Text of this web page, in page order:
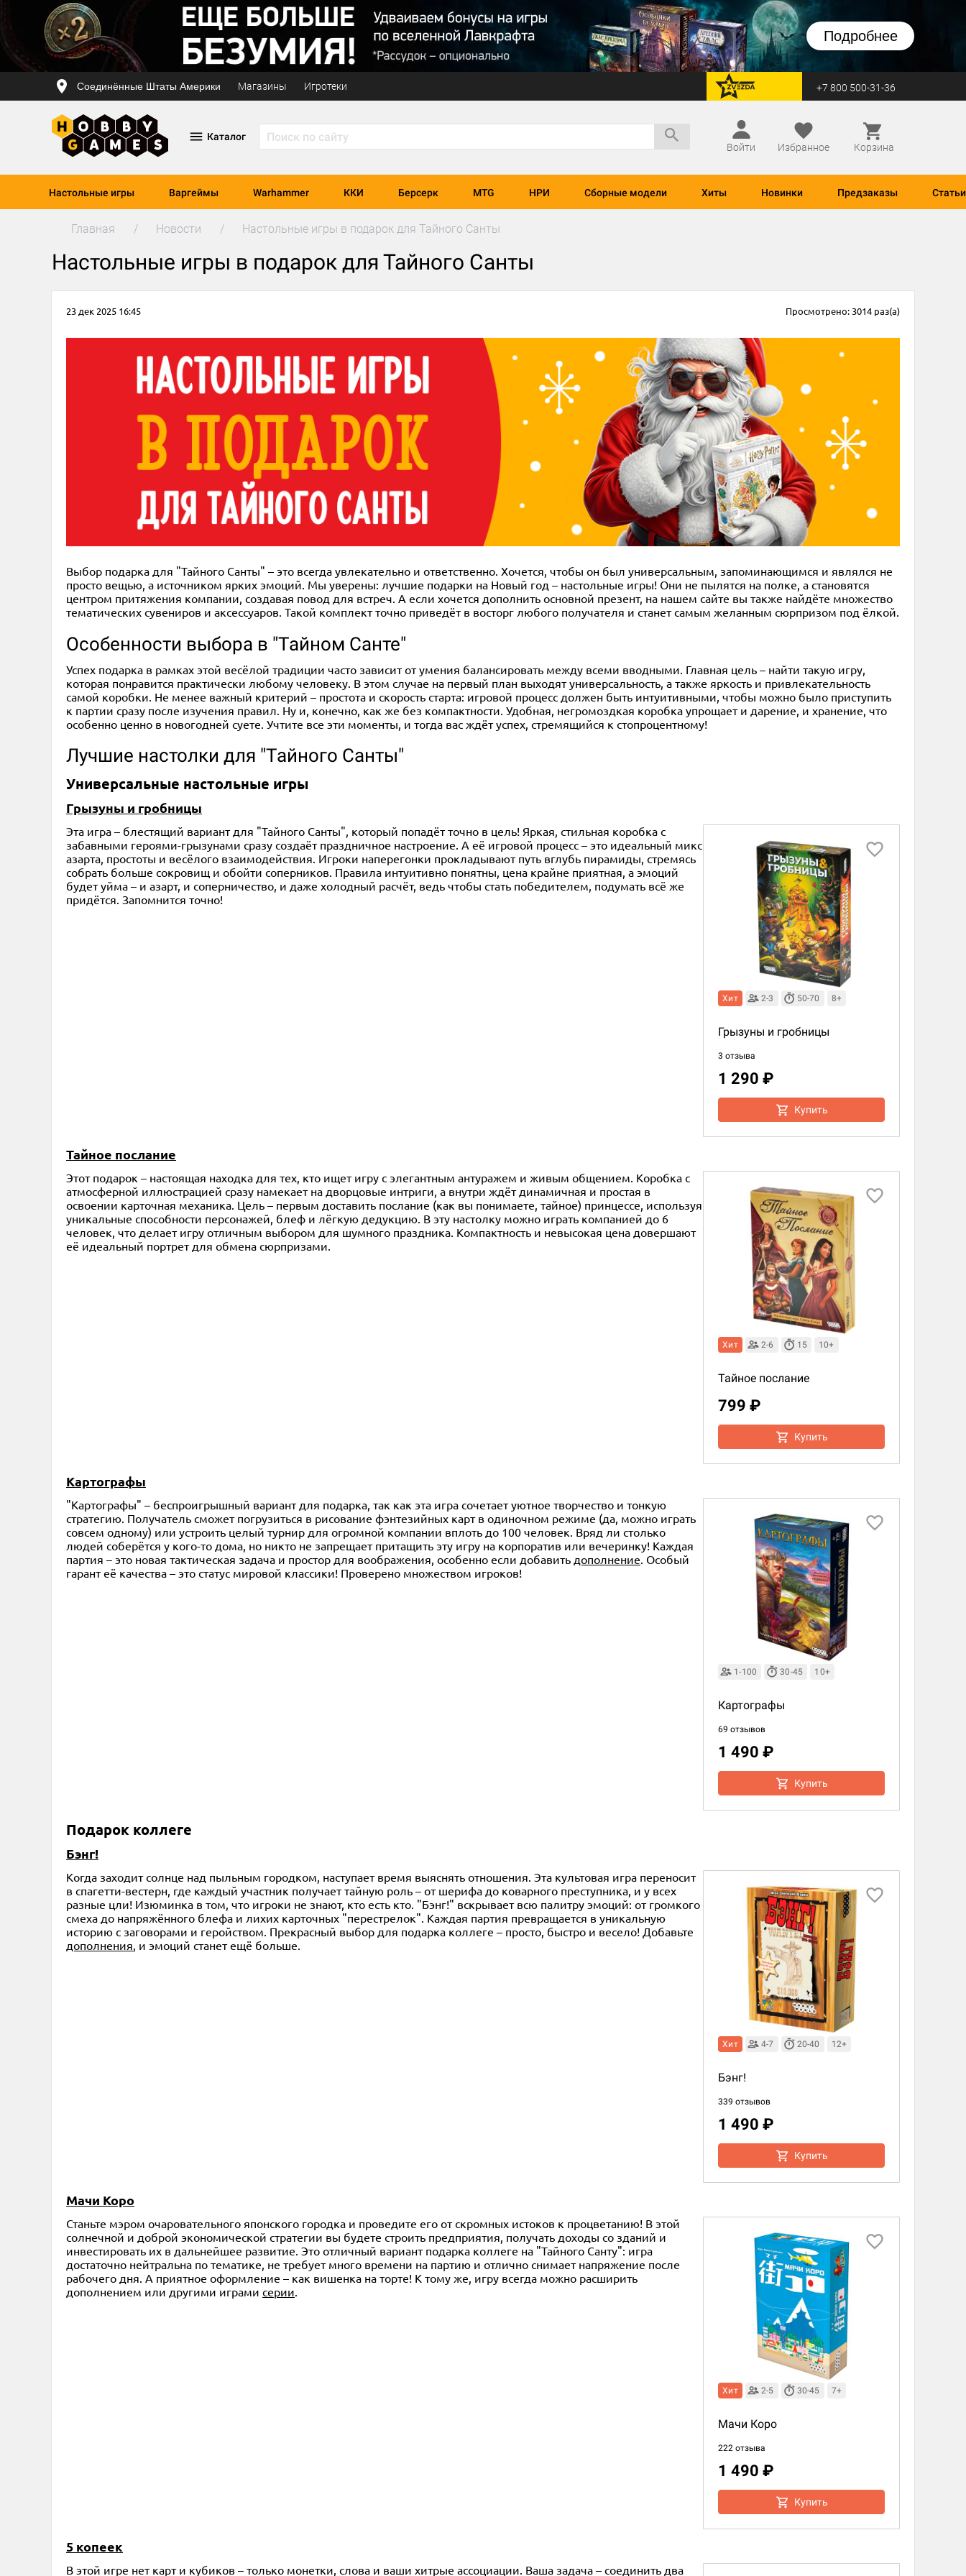
Подробнее
Соединённые Штаты Америки Магазины Игротеки перейти на Zvezda +7 800 500-31-36
Каталог
Войти
Избранное Корзина
Настольные игры Варгеймы Warhammer ККИ Берсерк MTG НРИ Сборные модели Хиты Новинки Предзаказы Статьи
Главная Новости Настольные игры в подарок для Тайного Санты
Настольные игры в подарок для Тайного Санты
23 дек 2025 16:45 Просмотрено: 3014 раз(а)
Выбор подарка для "Тайного Санты" – это всегда увлекательно и ответственно. Хочется, чтобы он был универсальным, запоминающимся и являлся не
просто вещью, а источником ярких эмоций. Мы уверены: лучшие подарки на Новый год – настольные игры! Они не пылятся на полке, а становятся
центром притяжения компании, создавая повод для встреч. А если хочется дополнить основной презент, на нашем сайте вы также найдёте множество
тематических сувениров и аксессуаров. Такой комплект точно приведёт в восторг любого получателя и станет самым желанным сюрпризом под ёлкой.
Особенности выбора в "Тайном Санте"
Успех подарка в рамках этой весёлой традиции часто зависит от умения балансировать между всеми вводными. Главная цель – найти такую игру,
которая понравится практически любому человеку. В этом случае на первый план выходят универсальность, а также яркость и привлекательность
самой коробки. Не менее важный критерий – простота и скорость старта: игровой процесс должен быть интуитивными, чтобы можно было приступить
к партии сразу после изучения правил. Ну и, конечно, как же без компактности. Удобная, негромоздкая коробка упрощает и дарение, и хранение, что
особенно ценно в новогодней суете. Учтите все эти моменты, и тогда вас ждёт успех, стремящийся к стопроцентному!
Лучшие настолки для "Тайного Санты"
Универсальные настольные игры
Грызуны и гробницы
Эта игра – блестящий вариант для "Тайного Санты", который попадёт точно в цель! Яркая, стильная коробка с
забавными героями-грызунами сразу создаёт праздничное настроение. А её игровой процесс – это идеальный микс
азарта, простоты и весёлого взаимодействия. Игроки наперегонки прокладывают путь вглубь пирамиды, стремясь
собрать больше сокровищ и обойти соперников. Правила интуитивно понятны, цена крайне приятная, а эмоций
будет уйма – и азарт, и соперничество, и даже холодный расчёт, ведь чтобы стать победителем, подумать всё же
придётся. Запомнится точно!
Хит 2-3 50-70 8+
Грызуны и гробницы
3 отзыва
1 290 ₽
Купить
Тайное послание
Этот подарок – настоящая находка для тех, кто ищет игру с элегантным антуражем и живым общением. Коробка с
атмосферной иллюстрацией сразу намекает на дворцовые интриги, а внутри ждёт динамичная и простая в
освоении карточная механика. Цель – первым доставить послание (как вы понимаете, тайное) принцессе, используя
уникальные способности персонажей, блеф и лёгкую дедукцию. В эту настолку можно играть компанией до 6
человек, что делает игру отличным выбором для шумного праздника. Компактность и невысокая цена довершают
её идеальный портрет для обмена сюрпризами.
Хит 2-6 15 10+
Тайное послание
799 ₽
Купить
Картографы
"Картографы" – беспроигрышный вариант для подарка, так как эта игра сочетает уютное творчество и тонкую
стратегию. Получатель сможет погрузиться в рисование фэнтезийных карт в одиночном режиме (да, можно играть
совсем одному) или устроить целый турнир для огромной компании вплоть до 100 человек. Вряд ли столько
людей соберётся у кого-то дома, но никто не запрещает притащить эту игру на корпоратив или вечеринку! Каждая
партия – это новая тактическая задача и простор для воображения, особенно если добавить дополнение . Особый
гарант её качества – это статус мировой классики! Проверено множеством игроков!
1-100 30-45 10+
Картографы
69 отзывов
1 490 ₽
Купить
Подарок коллеге
Бэнг!
Когда заходит солнце над пыльным городком, наступает время выяснять отношения. Эта культовая игра переносит
в спагетти-вестерн, где каждый участник получает тайную роль – от шерифа до коварного преступника, и у всех
разные цли! Изюминка в том, что игроки не знают, кто есть кто. "Бэнг!" вскрывает всю палитру эмоций: от громкого
смеха до напряжённого блефа и лихих карточных "перестрелок". Каждая партия превращается в уникальную
историю с заговорами и геройством. Прекрасный выбор для подарка коллеге – просто, быстро и весело! Добавьте
дополнения , и эмоций станет ещё больше.
Хит 4-7 20-40 12+
Бэнг!
339 отзывов
1 490 ₽
Купить
Мачи Коро
Станьте мэром очаровательного японского городка и проведите его от скромных истоков к процветанию! В этой
солнечной и доброй экономической стратегии вы будете строить предприятия, получать доходы со зданий и
инвестировать их в дальнейшее развитие. Это отличный вариант подарка коллеге на "Тайного Санту": игра
достаточно нейтральна по тематике, не требует много времени на партию и отлично снимает напряжение после
рабочего дня. А приятное оформление – как вишенка на торте! К тому же, игру всегда можно расширить
дополнением или другими играми серии
Хит 2-5 30-45 7+
Мачи Коро
222 отзыва
1 490 ₽
Купить
5 копеек
В этой игре нет карт и кубиков – только монетки, слова и ваши хитрые ассоциации. Ваша задача – соединить два